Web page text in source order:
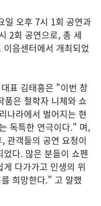
일 오후 7시 1회 공연과
2회 공연으로, 총 세
음센터에서 개최되었
표 김태흥은 "이번 창
품은 철학자 니체와 쇼
나라에서 벌어지는 현
독특한 연극이다." 며,
관객들의 공연 요청이
다. 많은 분들이 쇼펜
다가가고 인생의 위
희망한다." 고 말했